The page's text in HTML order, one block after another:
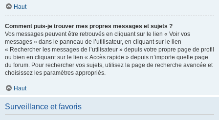
Haut
Comment puis-je trouver mes propres messages et sujets ?
Vos messages peuvent être retrouvés en cliquant sur le lien « Voir vos
messages » dans le panneau de l’utilisateur, en cliquant sur le lien
« Rechercher les messages de l’utilisateur » depuis votre propre page de profil
ou bien en cliquant sur le lien « Accès rapide » depuis n’importe quelle page
du forum. Pour rechercher vos sujets, utilisez la page de recherche avancée et
choisissez les paramètres appropriés.
Haut
Surveillance et favoris